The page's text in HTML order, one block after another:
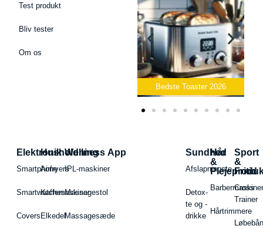
Test produkt
Bliv tester
Om os
Bedste Toaster 2026
Elektronik
Smartphone
Smartwatches
Covers
Husholdning
Airfryers
Kaffemaskiner
Elkedel
Wellness App
IPL-maskiner
Massagestol
Massagesæde
Sundhed
Afslapningste
Detox-
te og -
drikke
Hår
&
Hårtrimmere
Sport
&
Fritid
Cross
Trainer